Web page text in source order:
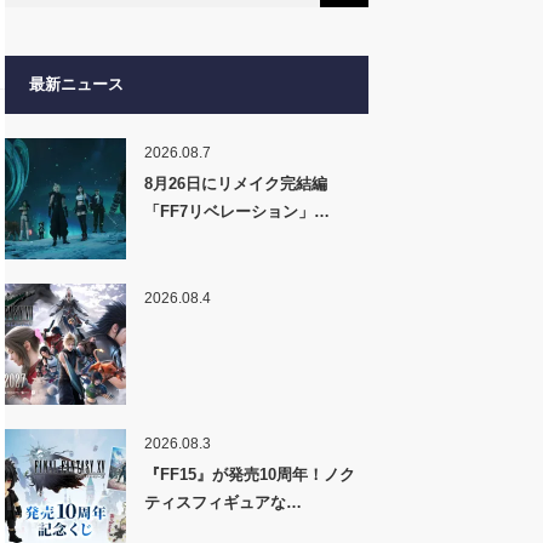
最新ニュース
2026.08.7
8月26日にリメイク完結編
「FF7リベレーション」…
2026.08.4
2026.08.3
『FF15』が発売10周年！ノク
ティスフィギュアな…